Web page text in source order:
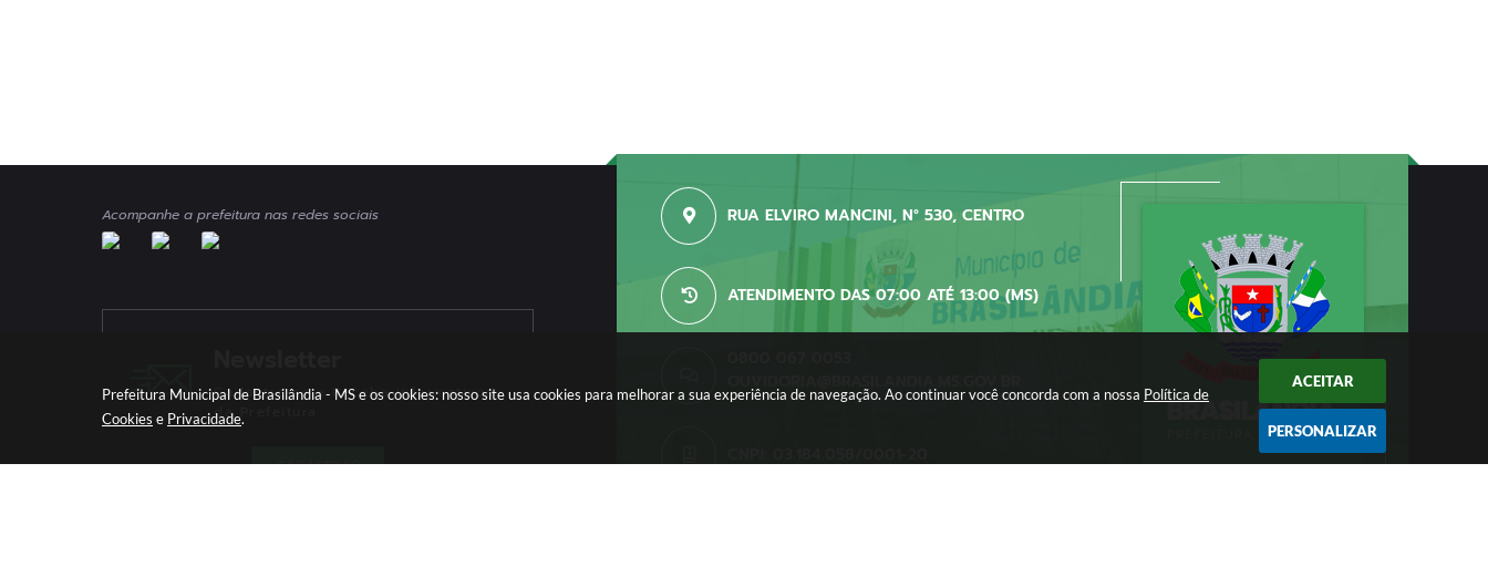
Prefeitura Municipal de Brasilândia - MS e os cookies: nosso site usa cookies para melhorar a sua experiência de navegação. Ao continuar você concorda com a nossa Política de
Cookies e Privacidade.
ACEITAR
PERSONALIZAR
Acompanhe a prefeitura nas redes sociais
Cadastre-se e Receba Informativos
da Prefeitura
CADASTRAR
RUA ELVIRO MANCINI, N° 530, CENTRO
ATENDIMENTO DAS 07:00 ATÉ 13:00 (MS)